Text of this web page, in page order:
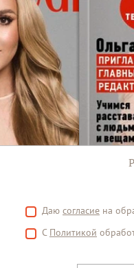
Даю согласие на
С Политикой